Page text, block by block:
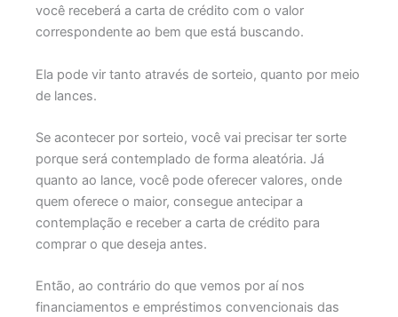
você receberá a carta de crédito com o valor
correspondente ao bem que está buscando.
Ela pode vir tanto através de sorteio, quanto por meio
de lances.
Se acontecer por sorteio, você vai precisar ter sorte
porque será contemplado de forma aleatória. Já
quanto ao lance, você pode oferecer valores, onde
quem oferece o maior, consegue antecipar a
contemplação e receber a carta de crédito para
comprar o que deseja antes.
Então, ao contrário do que vemos por aí nos
financiamentos e empréstimos convencionais das